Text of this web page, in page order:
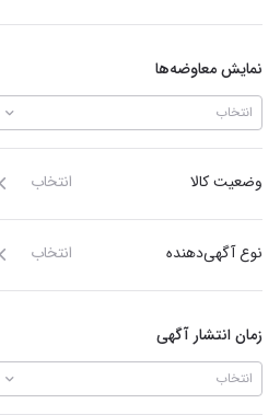
نمایش معاوضه‌ها
انتخاب
وضعیت کالا انتخاب
نوع آگهی‌دهنده انتخاب
زمان انتشار آگهی
انتخاب